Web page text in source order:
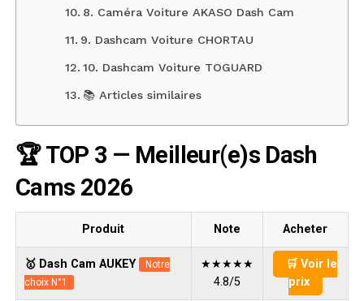
8. Caméra Voiture AKASO Dash Cam
9. Dashcam Voiture CHORTAU
10. Dashcam Voiture TOGUARD
📚 Articles similaires
🏆 TOP 3 — Meilleur(e)s Dash
Cams 2026
Produit Note Acheter
🥇 Dash Cam AUKEY
Notre
choix N°1
★★★★★
4.8/5
🛒 Voir le
prix